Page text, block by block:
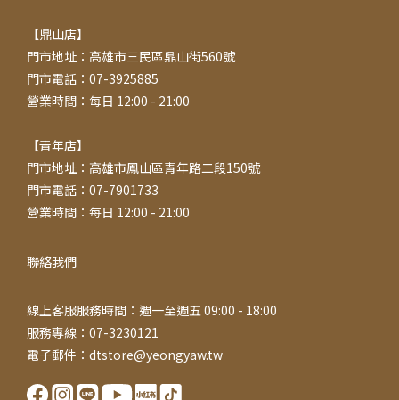
【鼎山店】
門市地址：高雄市三民區鼎山街560號
門市電話：07-3925885
營業時間：每日 12:00 - 21:00
【青年店】
門市地址：高雄市鳳山區青年路二段150號
門市電話：07-7901733
營業時間：每日 12:00 - 21:00
聯絡我們
線上客服服務時間：週一至週五 09:00 - 18:00
服務專線：07-3230121
電子郵件：dtstore@yeongyaw.tw